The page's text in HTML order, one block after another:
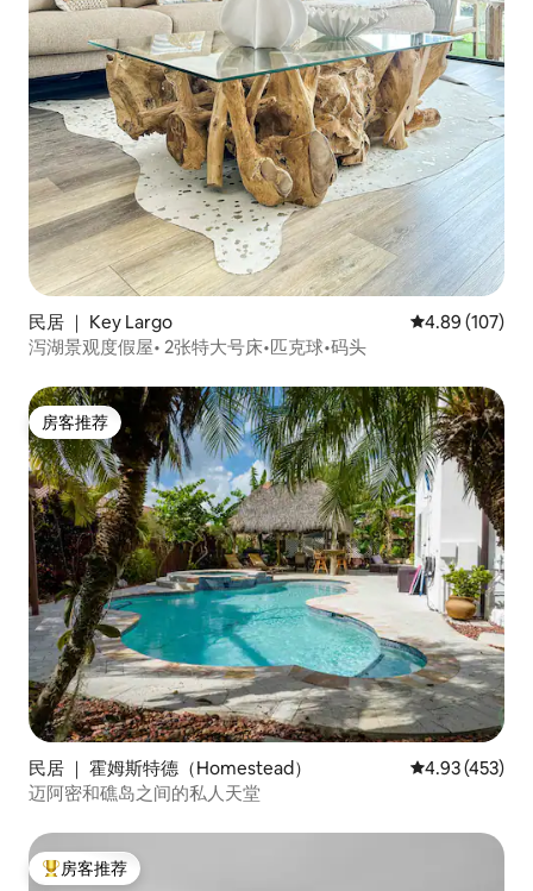
民居 ｜ Key Largo 平均评分 4.89
4.89 (107)
泻湖景观度假屋• 2张特大号床•匹克球•码头
房客推荐
房客推荐
民居 ｜ 霍姆斯特德（Homestead） 平均评分 4.93
4.93 (453)
迈阿密和礁岛之间的私人天堂
热门「房客推荐」
房客推荐